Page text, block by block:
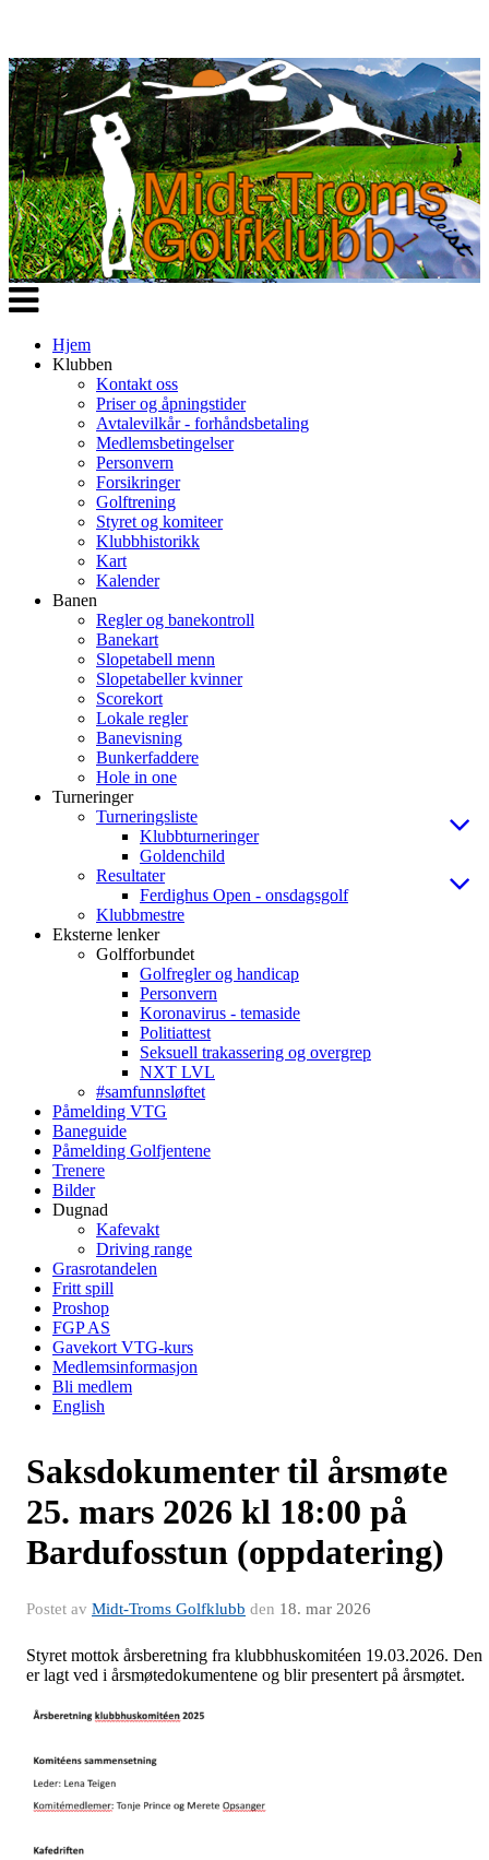
Veksle
navigasjon
Hjem
Klubben
Kontakt oss
Priser og åpningstider
Avtalevilkår - forhåndsbetaling
Medlemsbetingelser
Personvern
Forsikringer
Golftrening
Styret og komiteer
Klubbhistorikk
Kart
Kalender
Banen
Regler og banekontroll
Banekart
Slopetabell menn
Slopetabeller kvinner
Scorekort
Lokale regler
Banevisning
Bunkerfaddere
Hole in one
Turneringer
Turneringsliste
Klubbturneringer
Goldenchild
Resultater
Ferdighus Open - onsdagsgolf
Klubbmestre
Eksterne lenker
Golfforbundet
Golfregler og handicap
Personvern
Koronavirus - temaside
Politiattest
Seksuell trakassering og overgrep
NXT LVL
#samfunnsløftet
Påmelding VTG
Baneguide
Påmelding Golfjentene
Trenere
Bilder
Dugnad
Kafevakt
Driving range
Grasrotandelen
Fritt spill
Proshop
FGP AS
Gavekort VTG-kurs
Medlemsinformasjon
Bli medlem
English
Saksdokumenter til årsmøte
25. mars 2026 kl 18:00 på
Bardufosstun (oppdatering)
Postet av Midt-Troms Golfklubb den 18. mar 2026
Styret mottok årsberetning fra klubbhuskomitéen 19.03.2026. Den
er lagt ved i årsmøtedokumentene og blir presentert på årsmøtet.